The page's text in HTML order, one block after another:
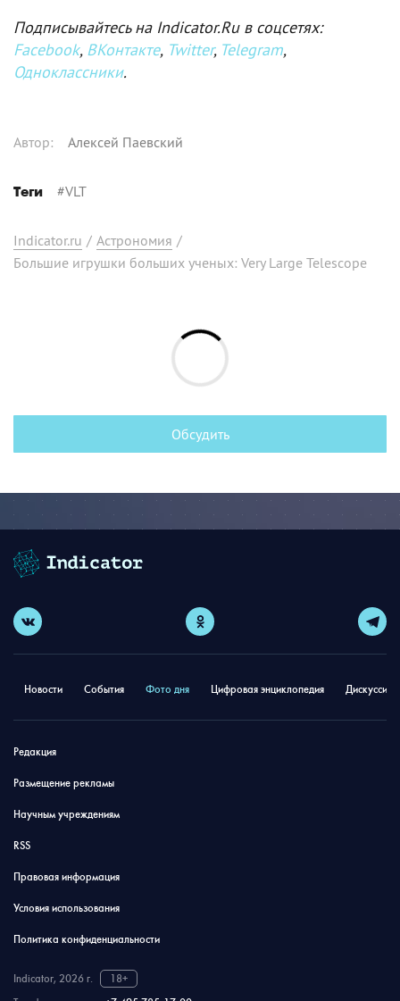
Подписывайтесь на Indicator.Ru в соцсетях:
Facebook, ВКонтакте, Twitter, Telegram,
Одноклассники.
Автор: Алексей Паевский
Теги #VLT
Indicator.ru / Астрономия /
Большие игрушки больших ученых: Very Large Telescope
Обсудить
Новости События Фото дня Цифровая энциклопедия
Редакция
Размещение рекламы
Научным учреждениям
RSS
Правовая информация
Условия использования
Политика конфиденциальности
Indicator, 2026 г.
18+